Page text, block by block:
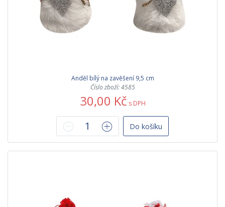
Anděl bílý na zavěšení 9,5 cm
Číslo zboží: 4585
30,00 Kč s DPH
Do košíku